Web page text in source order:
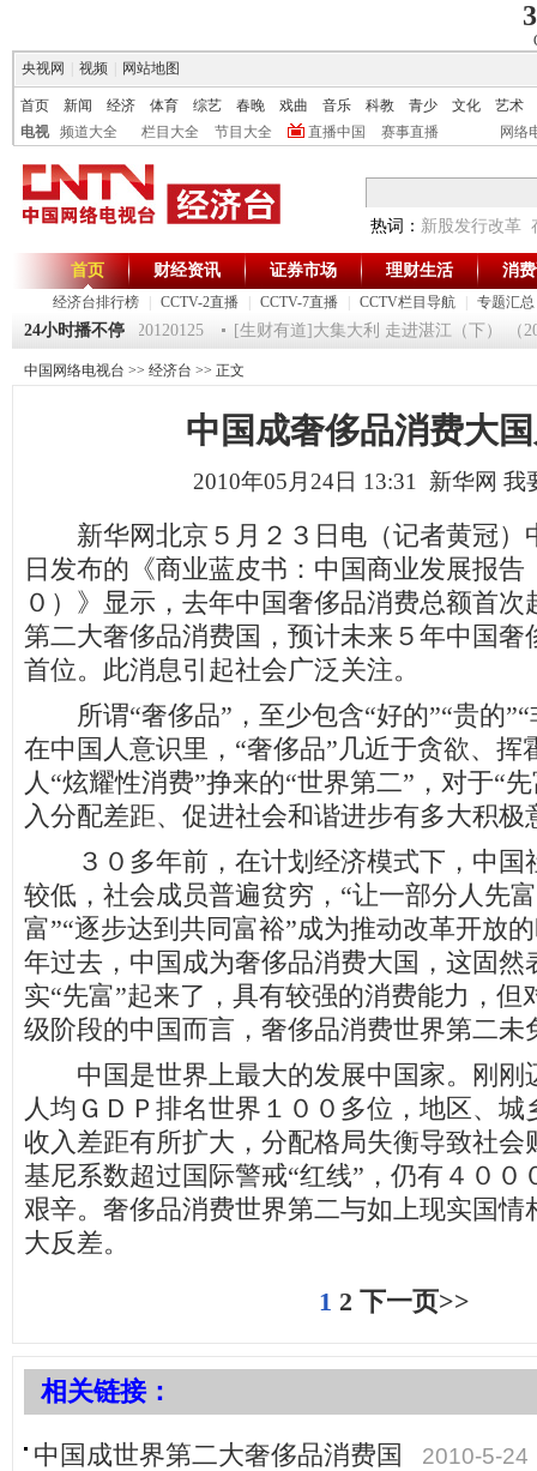
央视网
视频 网站地图
首页 新闻 经济 体育 综艺 春晚 戏曲 音乐 科教 青少 文化
艺术
电视
频道大全 栏目大全 节目大全 直播中国 赛事直播 网络
热词： 新股发行改革
首页
经济台排行榜 CCTV-2直播 CCTV-7直播 CCTV栏目导航 专题汇总
财经资讯 证券市场 理财生活 消
24小时播不停
《第一时间》 20120125 [生财有道]大集大利 走进湛江（下） （
中国网络电视台 >> 经济台 >> 正文
中国成奢侈品消费大
2010年05月24日 13:31 新华网 我
新华网北京５月２３日电（记者黄冠）
日发布的《商业蓝皮书：中国商业发展报告
０）》显示，去年中国奢侈品消费总额首
第二大奢侈品消费国，预计未来５年中国奢
首位。此消息引起社会广泛关注。
所谓“奢侈品”，至少包含“好的”“贵的”“
在中国人意识里，“奢侈品”几近于贪欲、挥
人“炫耀性消费”挣来的“世界第二”，对于“
入分配差距、促进社会和谐进步有多大积极
３０多年前，在计划经济模式下，中国
较低，社会成员普遍贫穷，“让一部分人先
富”“逐步达到共同富裕”成为推动改革开放
年过去，中国成为奢侈品消费大国，这固然
实“先富”起来了，具有较强的消费能力，但
级阶段的中国而言，奢侈品消费世界第二未
中国是世界上最大的发展中国家。刚刚
人均ＧＤＰ排名世界１００多位，地区、城
收入差距有所扩大，分配格局失衡导致社会
基尼系数超过国际警戒“红线”，仍有４００
艰辛。奢侈品消费世界第二与如上现实国情
大反差。
1 2 下一页>>
相关链接：
中国成世界第二大奢侈品消费国 2010-5-24